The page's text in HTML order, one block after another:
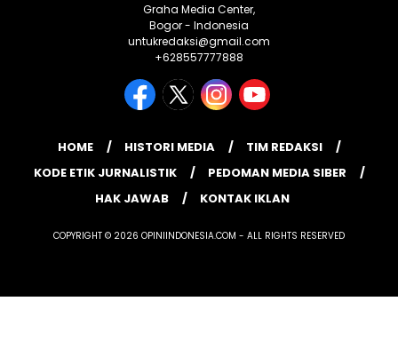
Graha Media Center,
Bogor - Indonesia
untukredaksi@gmail.com
+628557777888
HOME HISTORI MEDIA
TIM REDAKSI
KODE ETIK JURNALISTIK
PEDOMAN MEDIA SIBER
HAK JAWAB
KONTAK IKLAN
COPYRIGHT © 2026 OPINIINDONESIA.COM - ALL RIGHTS RESERVED